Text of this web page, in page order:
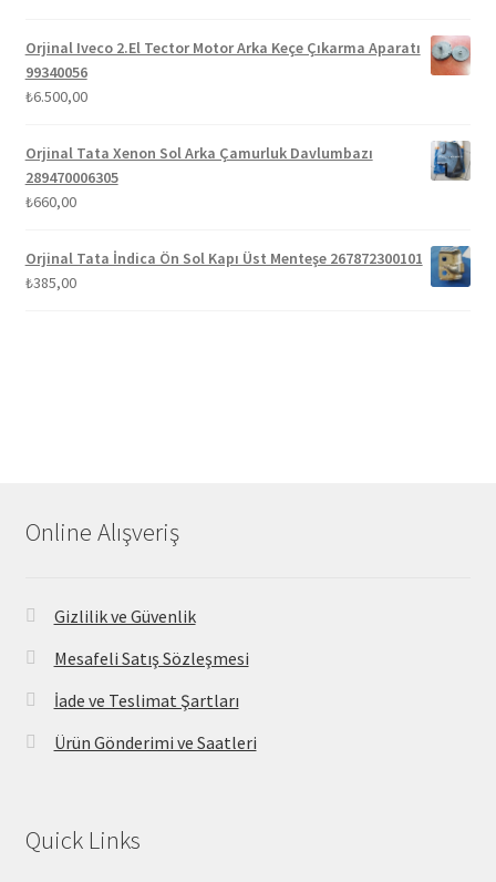
Orjinal Iveco 2.El Tector Motor Arka Keçe Çıkarma Aparatı
99340056
₺6.500,00
Orjinal Tata Xenon Sol Arka Çamurluk Davlumbazı
289470006305
₺660,00
Orjinal Tata İndica Ön Sol Kapı Üst Menteşe 267872300101
₺385,00
Online Alışveriş
Gizlilik ve Güvenlik
Mesafeli Satış Sözleşmesi
İade ve Teslimat Şartları
Ürün Gönderimi ve Saatleri
Quick Links